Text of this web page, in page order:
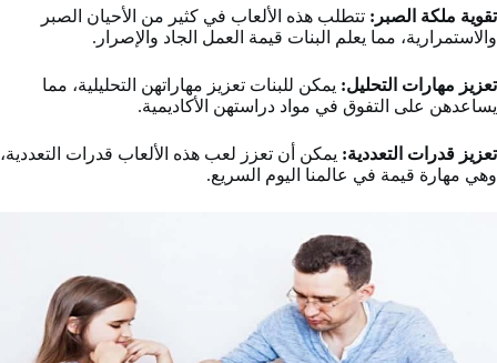
تقوية ملكة الصبر: تتطلب هذه الألعاب في كثير من الأحيان الصبر
والاستمرارية، مما يعلم البنات قيمة العمل الجاد والإصرار.
تعزيز مهارات التحليل: يمكن للبنات تعزيز مهاراتهن التحليلية، مما
يساعدهن على التفوق في مواد دراستهن الأكاديمية.
تعزيز قدرات التعددية: يمكن أن تعزز لعب هذه الألعاب قدرات التعددية،
وهي مهارة قيمة في عالمنا اليوم السريع.